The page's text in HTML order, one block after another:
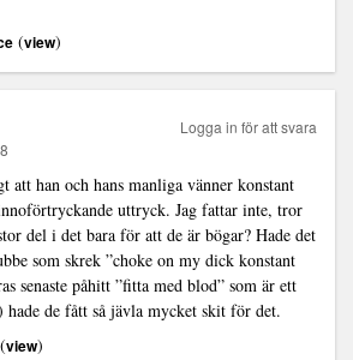
(view)
att han och hans manliga vänner konstant
uttryck. Jag fattar inte, tror
del i det bara för att de är bögar? Hade det
som skrek ”choke on my dick konstant
senaste påhitt ”fitta med blod” som är ett
hade de fått så jävla mycket skit för det.
(view)
Logga in för att svara